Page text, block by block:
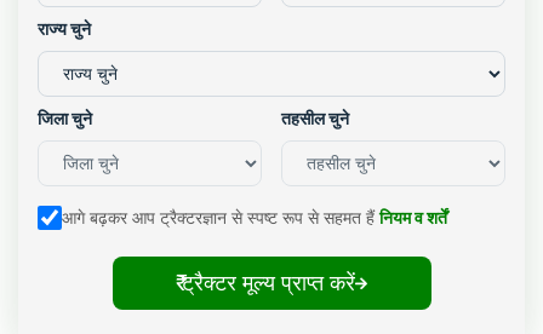
राज्य चुने
जिला चुने तहसील चुने
आगे बढ़कर आप ट्रैक्टरज्ञान से स्पष्ट रूप से सहमत हैं नियम व शर्तें
₹ ट्रैक्टर मूल्य प्राप्त करें